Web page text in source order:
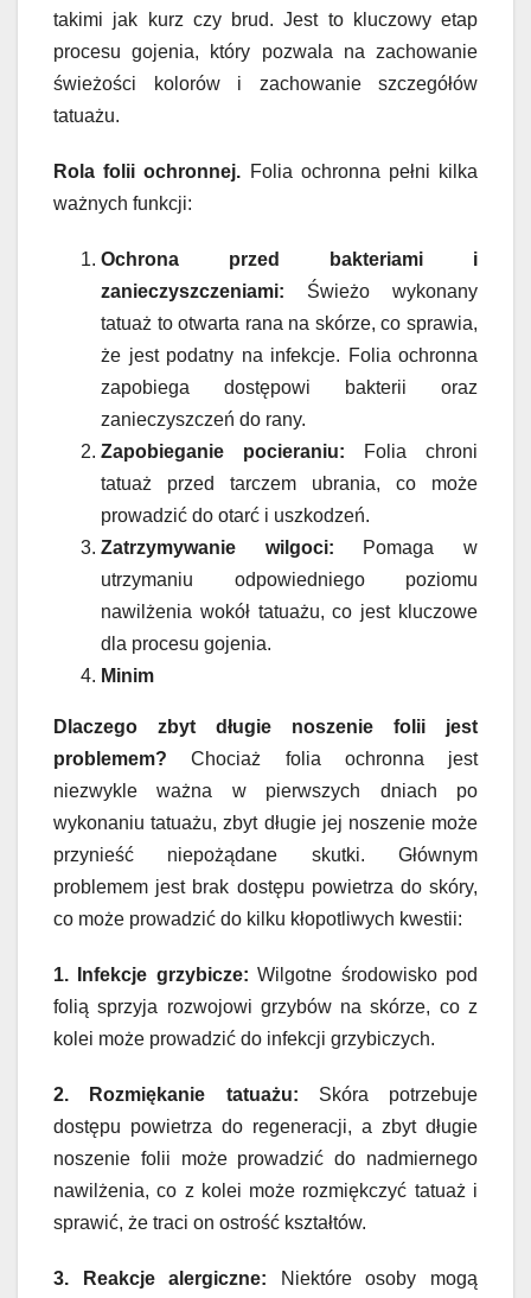
takimi jak kurz czy brud. Jest to kluczowy etap
procesu gojenia, który pozwala na zachowanie
świeżości kolorów i zachowanie szczegółów
tatuażu.
Rola folii ochronnej. Folia ochronna pełni kilka
ważnych funkcji:
Ochrona przed bakteriami i
zanieczyszczeniami: Świeżo wykonany
tatuaż to otwarta rana na skórze, co sprawia,
że jest podatny na infekcje. Folia ochronna
zapobiega dostępowi bakterii oraz
zanieczyszczeń do rany.
Zapobieganie pocieraniu: Folia chroni
tatuaż przed tarczem ubrania, co może
prowadzić do otarć i uszkodzeń.
Zatrzymywanie wilgoci: Pomaga w
utrzymaniu odpowiedniego poziomu
nawilżenia wokół tatuażu, co jest kluczowe
dla procesu gojenia.
Minim
Dlaczego zbyt długie noszenie folii jest
problemem?Chociaż folia ochronna jest
niezwykle ważna w pierwszych dniach po
wykonaniu tatuażu, zbyt długie jej noszenie może
przynieść niepożądane skutki. Głównym
problemem jest brak dostępu powietrza do skóry,
co może prowadzić do kilku kłopotliwych kwestii:
1. Infekcje grzybicze: Wilgotne środowisko pod
folią sprzyja rozwojowi grzybów na skórze, co z
kolei może prowadzić do infekcji grzybiczych.
2. Rozmiękanie tatuażu: Skóra potrzebuje
dostępu powietrza do regeneracji, a zbyt długie
noszenie folii może prowadzić do nadmiernego
nawilżenia, co z kolei może rozmiękczyć tatuaż i
sprawić, że traci on ostrość kształtów.
3. Reakcje alergiczne: Niektóre osoby mogą